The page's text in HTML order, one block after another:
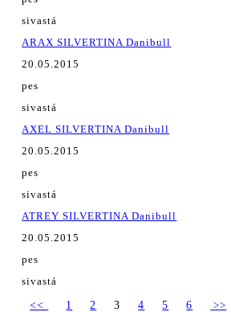
sivastá
ARAX SILVERTINA Danibull
20.05.2015
pes
sivastá
AXEL SILVERTINA Danibull
20.05.2015
pes
sivastá
ATREY SILVERTINA Danibull
20.05.2015
pes
sivastá
<<
1 2 3 4 5 6 >>